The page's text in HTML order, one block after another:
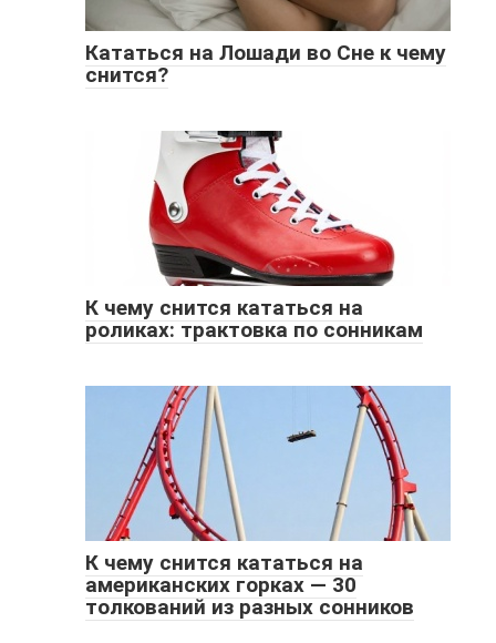
Кататься на Лошади во Сне к чему
снится?
К чему снится кататься на
роликах: трактовка по сонникам
К чему снится кататься на
американских горках — 30
толкований из разных сонников